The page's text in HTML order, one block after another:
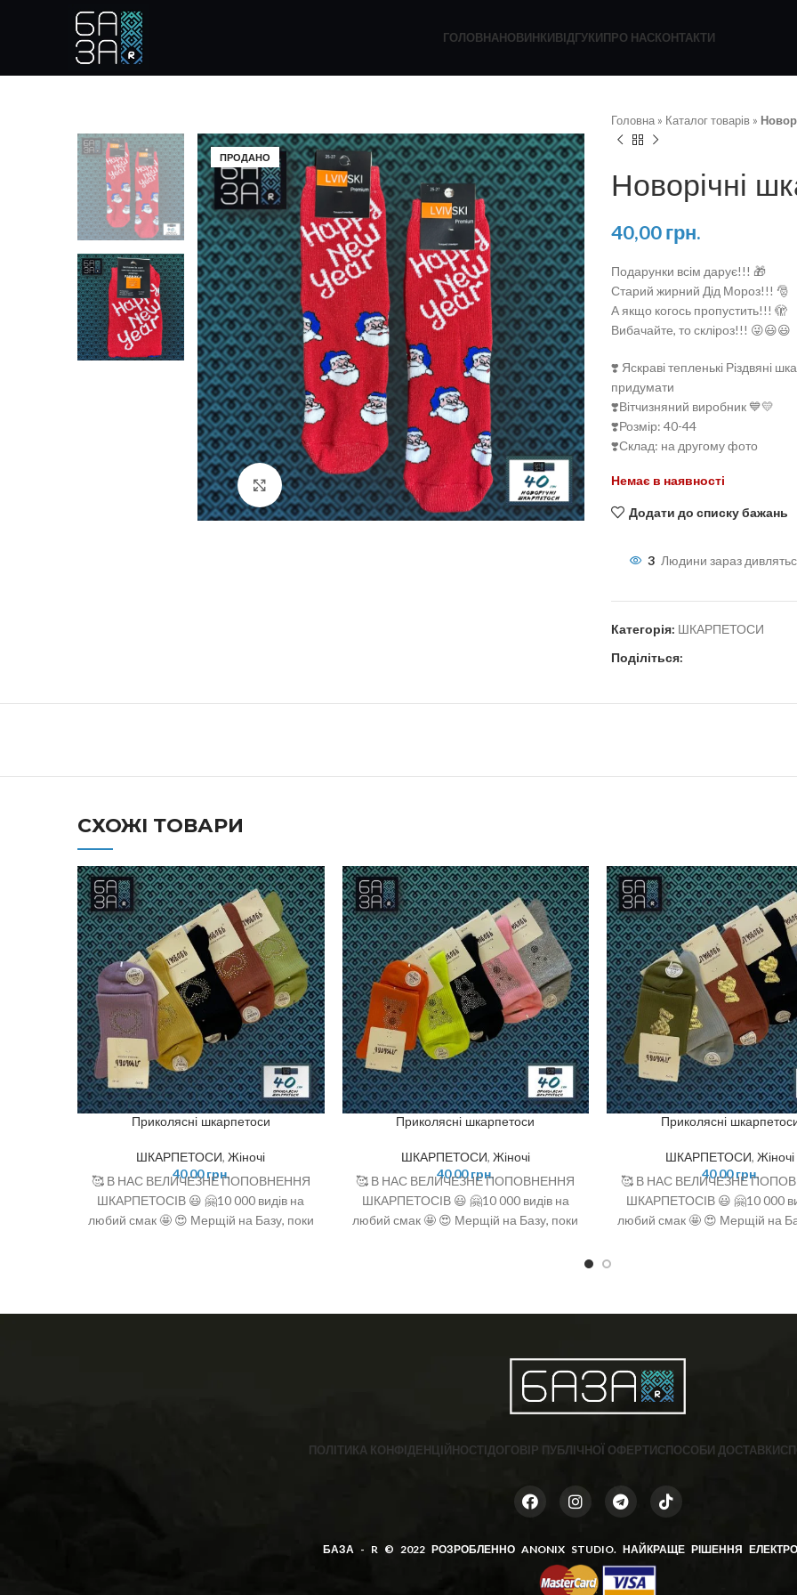
ГОЛОВНАНОВИНКИВІДГУКИПРО НАСКОНТАКТИ
ПРОДАНО
Натисніть, щоб збільшити
Головна » Каталог товарів »
Новорічні
40,00грн.
Подарунки всім дарує!!! 🎁
Старий жирний Дід Мороз!!! 🎅
А якщо когось пропустить!!! 🫣
Вибачайте, то скліроз!!! 😜😃😃
❣️ Яскраві тепленькі Різдвяні
придумати
❣️Вітчизняний виробник 💙💛
❣️Розмір: 40-44
❣️Склад: на другому фото
Немає в наявності
Додати до списку бажань
3 Людини зараз
Категорія: ШКАРПЕТОСИ
Поділіться:
СХОЖІ ТОВАРИ
Приколясні шкарпетоси
ШКАРПЕТОСИ,Жіночі
40,00грн.
🥰 В НАС ВЕЛИЧЕЗНЕ ПОПОВНЕННЯ
ШКАРПЕТОСІВ 😃 🤗10 000 видів на
любий смак 🤩 😍 Мерщій на Базу, поки
Приколясні шкарпетоси
ШКАРПЕТОСИ, Жіночі
40,00грн.
🥰 В НАС ВЕЛИЧЕЗНЕ ПОПОВНЕННЯ
ШКАРПЕТОСІВ 😃 🤗10 000 видів на
любий смак 🤩 😍 Мерщій на Базу, поки
Приколясні
ШКАРПЕТОСИ,Жіночі
40,00грн.
🥰 В НАС ВЕЛИЧЕЗНЕ
ШКАРПЕТОСІВ 😃 🤗10 000
любий смак 🤩 😍 Мерщій на
ПОЛІТИКА КОНФІДЕНЦІЙНОСТІДОГОВІР ПУБЛІЧНОЇ ОФЕРТИСПОСОБИ ДОСТАВКИ
БАЗА - R © 2022 РОЗРОБЛЕННО ANONIX STUDIO. НАЙКРАЩЕ РІШЕННЯ